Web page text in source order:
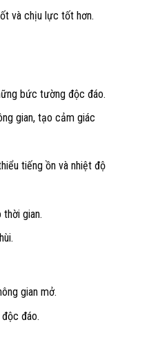
và chịu lực tốt hơn.
bức tường độc đáo.
gian, tạo cảm giác
tiếng ồn và nhiệt độ
gian.
gian mở.
đáo.